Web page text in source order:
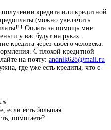
кредита или кредитной
(можно увеличить
Оплата за помощь мне
у вас будут на руках.
кредита через своего человека.
С плохой кредитной
на почту: andnik628@mail.ru
где уже есть кредиты, что с
если есть большая
помогаете?